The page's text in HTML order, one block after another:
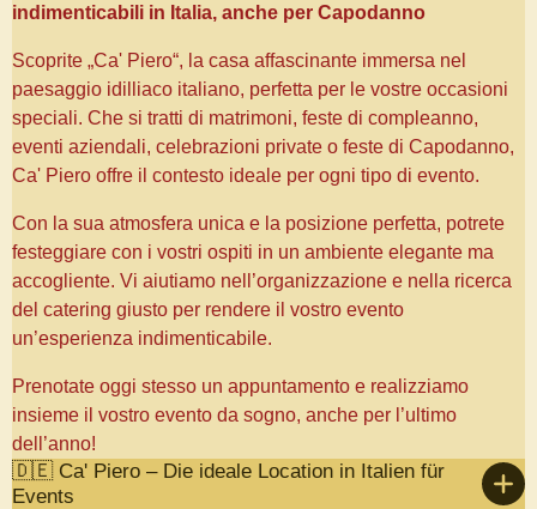
indimenticabili in Italia, anche per Capodanno
Scoprite „Ca' Piero“, la casa affascinante immersa nel
paesaggio idilliaco italiano, perfetta per le vostre occasioni
speciali. Che si tratti di matrimoni, feste di compleanno,
eventi aziendali, celebrazioni private o feste di Capodanno,
Ca' Piero offre il contesto ideale per ogni tipo di evento.
Con la sua atmosfera unica e la posizione perfetta, potrete
festeggiare con i vostri ospiti in un ambiente elegante ma
accogliente. Vi aiutiamo nell’organizzazione e nella ricerca
del catering giusto per rendere il vostro evento
un’esperienza indimenticabile.
Prenotate oggi stesso un appuntamento e realizziamo
insieme il vostro evento da sogno, anche per l’ultimo
dell’anno!
🇩🇪 Ca' Piero – Die ideale Location in Italien für
Events